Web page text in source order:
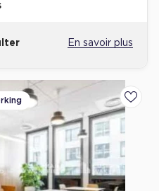
En savoir plus